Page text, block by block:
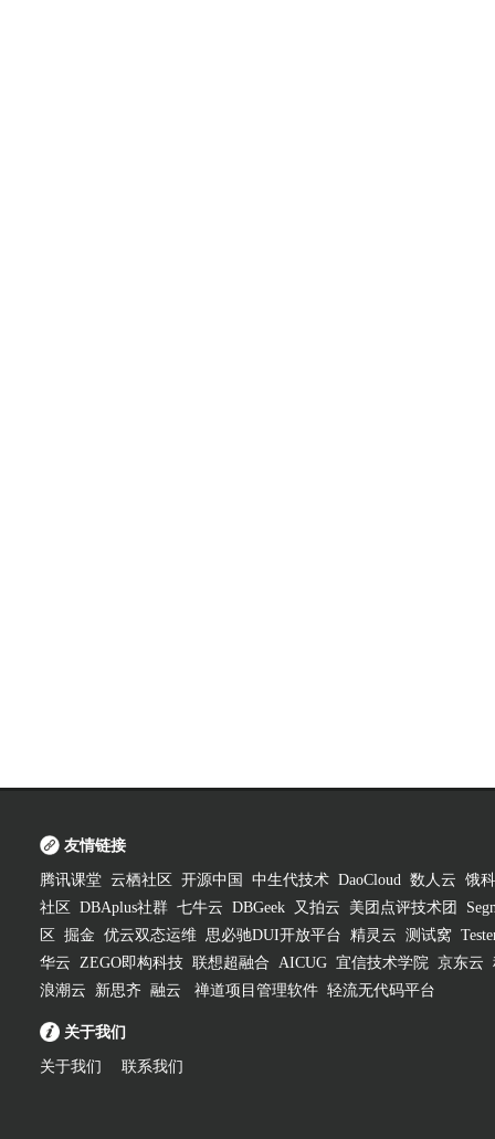
友情链接
腾讯课堂 云栖社区 开源中国 中生代技术 DaoCloud 数人云 饿
社区
DBAplus社群 七牛云 DBGeek 又拍云 美团点评技术团
区
掘金 优云双态运维 思必驰DUI开放平台 精灵云 测试窝
华云 ZEGO即构科技 联想超融合 AICUG 宜信技术学院 京东云
浪潮云
新思齐 融云 禅道项目管理软件 轻流无代码平台
关于我们
关于我们 联系我们